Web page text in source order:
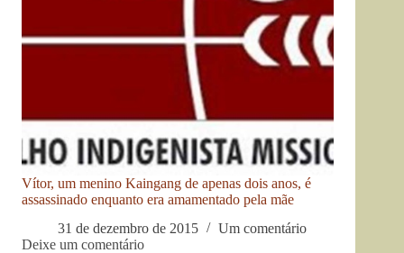
Vítor, um menino Kaingang de apenas dois anos, é
assassinado enquanto era amamentado pela mãe
31 de dezembro de 2015
Um comentário
Deixe um comentário